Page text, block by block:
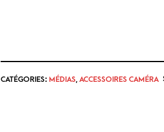
CATÉGORIES: MÉDIAS, ACCESSOIRES CAMÉRA